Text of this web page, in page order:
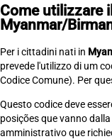
Come utilizzare
Myanmar/
Per i cittadini nati in
prevede l'utilizzo di um
Codice Comune). Per
Questo codice deve
posições que vanno
amministrativo que